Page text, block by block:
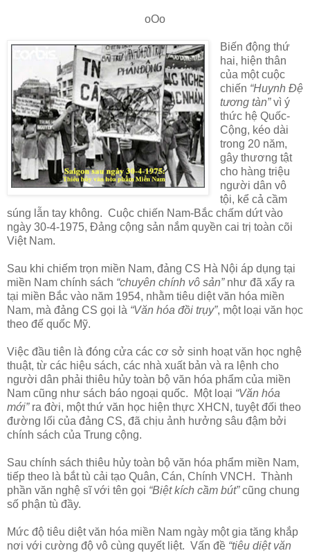
oOo
Biến động thứ
hai, hiện thân
của một cuộc
chiến “Huynh Đệ
tương tàn”vì ý
thức hệ Quốc-
Cộng, kéo dài
trong 20 năm,
gây thương tật
cho hàng triệu
người dân vô
tội, kể cả cầm
súng lẫn tay không. Cuộc chiến Nam-Bắc chấm dứt vào
ngày 30-4-1975, Đảng cộng sản nắm quyền cai trị toàn cõi
Việt Nam.
Sau khi chiếm trọn miền Nam, đảng CS Hà Nội áp dụng tại
miền Nam chính sách “chuyên chính vô sản”như đã xẩy ra
tại miền Bắc vào năm 1954, nhằm tiêu diệt văn hóa miền
Nam, mà đảng CS gọi là “Văn hóa đồi trụy”, một loại văn học
theo đế quốc Mỹ.
Việc đầu tiên là đóng cửa các cơ sở sinh hoạt văn học nghệ
thuật, từ các hiệu sách, các nhà xuất bản và ra lệnh cho
người dân phải thiêu hủy toàn bộ văn hóa phẩm của miền
Nam cũng như sách báo ngoại quốc. Một loại “Văn hóa
mới”ra đời, một thứ văn học hiện thực XHCN, tuyệt đối theo
đường lối của đảng CS, đã chịu ảnh hưởng sâu đậm bởi
chính sách của Trung cộng.
Sau chính sách thiêu hủy toàn bộ văn hóa phẩm miền Nam,
tiếp theo là bắt tù cải tạo Quân, Cán, Chính VNCH. Thành
phần văn nghệ sĩ với tên gọi “Biệt kích cầm bút”cũng chung
số phận tù đầy.
Mức độ tiêu diệt văn hóa miền Nam ngày một gia tăng khắp
nơi với cường độ vô cùng quyết liệt. Vấn đề “tiêu diệt văn